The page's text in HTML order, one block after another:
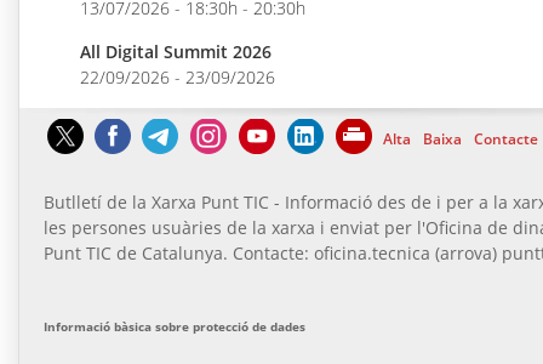
13/07/2026 - 18:30h - 20:30h
All Digital Summit 2026
22/09/2026 - 23/09/2026
Alta Baixa Contacte
Butlletí de la Xarxa Punt TIC - Informació des de i per a la
les persones usuàries de la xarxa i enviat per l'Oficina de
Punt TIC de Catalunya. Contacte: oficina.tecnica (arrova)
Informació bàsica sobre protecció de dades